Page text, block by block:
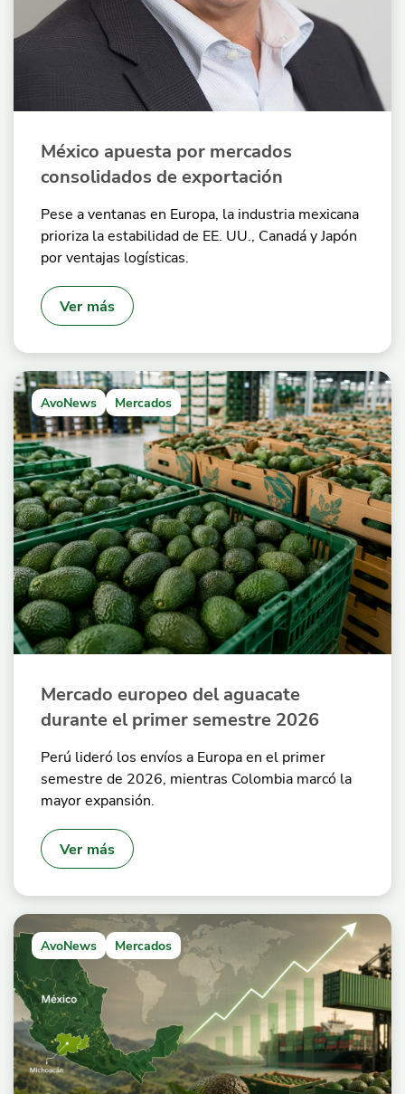
México apuesta por mercados
consolidados de exportación
Pese a ventanas en Europa, la industria mexicana
prioriza la estabilidad de EE. UU., Canadá y Japón
por ventajas logísticas.
Ver más
AvoNews Mercados
Mercado europeo del aguacate
durante el primer semestre 2026
Perú lideró los envíos a Europa en el primer
semestre de 2026, mientras Colombia marcó la
mayor expansión.
Ver más
AvoNews Mercados